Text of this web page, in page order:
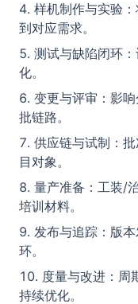
样机制作与实验
到对应需求。
测试与缺陷闭环
化。
变更与评审：影
批链路。
供应链与试制：
目对象。
量产准备：工装/
培训材料。
发布与追踪：版
环。
度量与改进：周
持续优化。